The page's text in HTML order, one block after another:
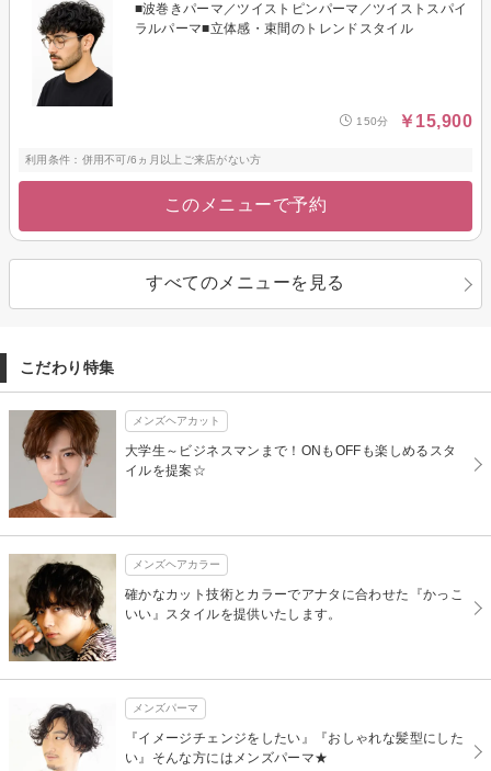
■波巻きパーマ／ツイストピンパーマ／ツイストスパイ
ラルパーマ■立体感・束間のトレンドスタイル
150分 ￥15,900
利用条件：併用不可/6ヵ月以上ご来店がない方
このメニューで予約
すべてのメニューを見る
こだわり特集
メンズヘアカット
大学生～ビジネスマンまで！ONもOFFも楽しめるスタ
イルを提案☆
メンズヘアカラー
確かなカット技術とカラーでアナタに合わせた『かっこ
いい』スタイルを提供いたします。
メンズパーマ
『イメージチェンジをしたい』『おしゃれな髪型にした
い』そんな方にはメンズパーマ★